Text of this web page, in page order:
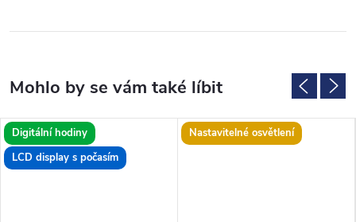
Digitální hodiny
LCD display s počasím
Nastavitelné osvětlení